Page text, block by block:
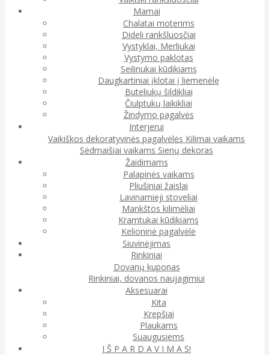
Mamai
Chalatai moterims
Dideli rankšluosčiai
Vystyklai, Merliukai
Vystymo paklotas
Seilinukai kūdikiams
Daugkartiniai įklotai į liemenėlę
Buteliukų šildikliai
Čiulptukų laikikliai
Žindymo pagalvės
Interjerui
Vaikiškos dekoratyvinės pagalvėlės Kilimai vaikams
Sėdmaišiai vaikams Sienų dekoras
Žaidimams
Palapinės vaikams
Pliušiniai žaislai
Lavinamieji stoveliai
Mankštos kilimėliai
Kramtukai kūdikiams
Kelioninė pagalvėlė
Siuvinėjimas
Rinkiniai
Dovanų kuponas
Rinkiniai, dovanos naujagimiui
Aksesuarai
Kita
Krepšiai
Plaukams
Suaugusiems
I Š P A R D A V I M A S!